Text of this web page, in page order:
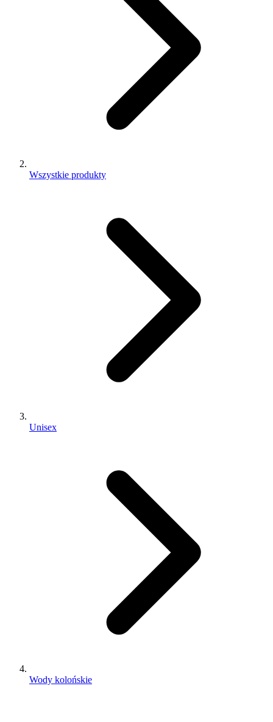
Wszystkie produkty
Unisex
Wody kolońskie